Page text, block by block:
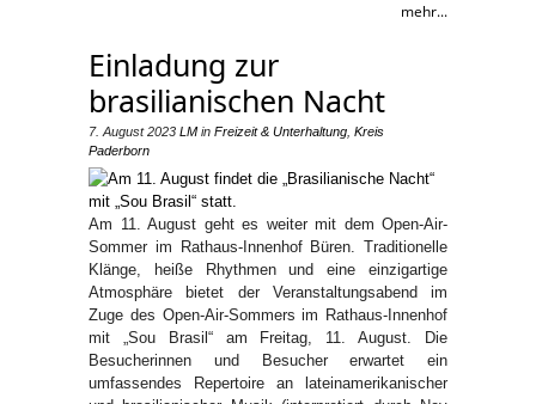
mehr...
Einladung zur
brasilianischen Nacht
7. August 2023 LM in Freizeit & Unterhaltung Kreis
Paderborn
Am 11. August geht es weiter mit dem Open-Air-
Sommer im Rathaus-Innenhof Büren. Traditionelle
Klänge, heiße Rhythmen und eine einzigartige
Atmosphäre bietet der Veranstaltungsabend im
Zuge des Open-Air-Sommers im Rathaus-Innenhof
mit „Sou Brasil“ am Freitag, 11. August. Die
Besucherinnen und Besucher erwartet ein
umfassendes Repertoire an lateinamerikanischer